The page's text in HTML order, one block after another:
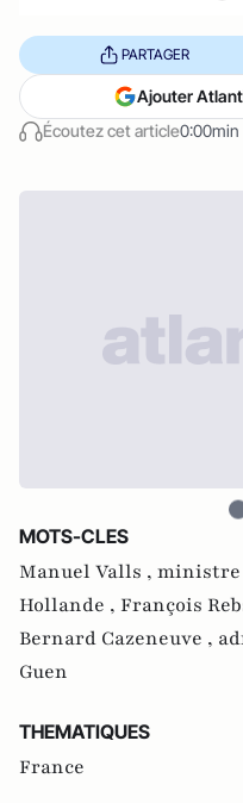
Écoutez cet article0:00min
PARTAGER
Ajouter
MOTS-CLES
Manuel Valls , ministre
Hollande , François
Bernard Cazeneuve ,
Guen
THEMATIQUES
France